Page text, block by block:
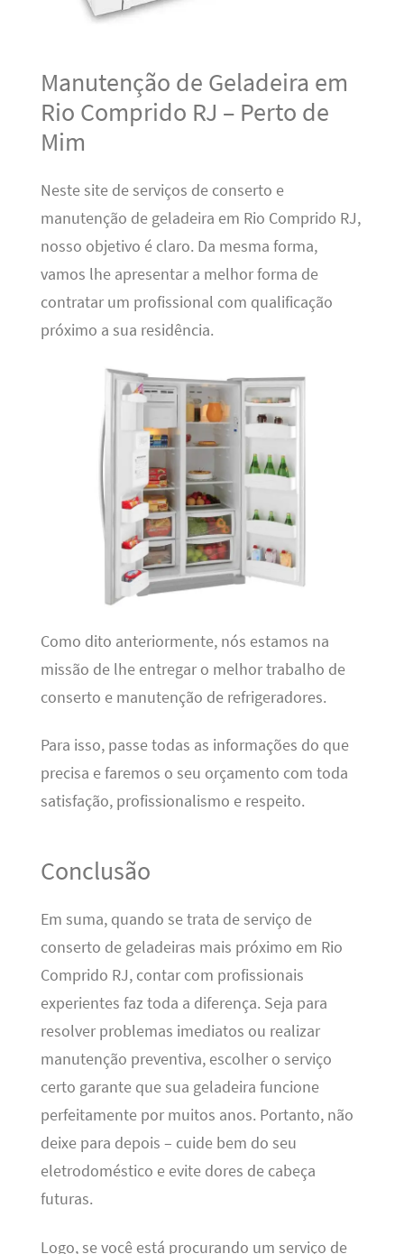
Manutenção de Geladeira em
Rio Comprido RJ – Perto de
Mim
Neste site de serviços de conserto e
manutenção de geladeira em Rio Comprido RJ,
nosso objetivo é claro. Da mesma forma,
vamos lhe apresentar a melhor forma de
contratar um profissional com qualificação
próximo a sua residência.
Como dito anteriormente, nós estamos na
missão de lhe entregar o melhor trabalho de
conserto e manutenção de refrigeradores.
Para isso, passe todas as informações do que
precisa e faremos o seu orçamento com toda
satisfação, profissionalismo e respeito.
Conclusão
Em suma, quando se trata de serviço de
conserto de geladeiras mais próximo em Rio
Comprido RJ, contar com profissionais
experientes faz toda a diferença. Seja para
resolver problemas imediatos ou realizar
manutenção preventiva, escolher o serviço
certo garante que sua geladeira funcione
perfeitamente por muitos anos. Portanto, não
deixe para depois – cuide bem do seu
eletrodoméstico e evite dores de cabeça
futuras.
Logo, se você está procurando um serviço de